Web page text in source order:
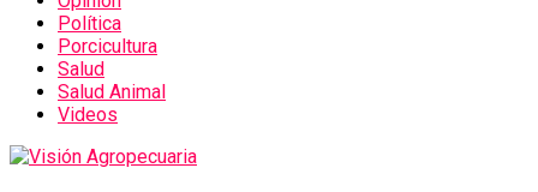
Política
Porcicultura
Salud
Salud Animal
Videos